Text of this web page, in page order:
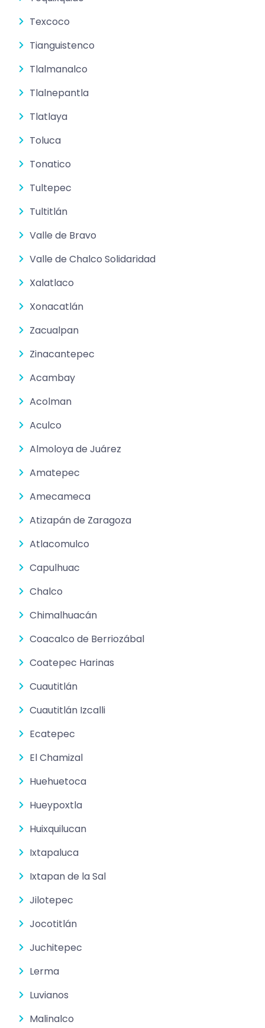
Texcoco
Tianguistenco
Tlalmanalco
Tlalnepantla
Tlatlaya
Toluca
Tonatico
Tultepec
Tultitlán
Valle de Bravo
Valle de Chalco Solidaridad
Xalatlaco
Xonacatlán
Zacualpan
Zinacantepec
Acambay
Acolman
Aculco
Almoloya de Juárez
Amatepec
Amecameca
Atizapán de Zaragoza
Atlacomulco
Capulhuac
Chalco
Chimalhuacán
Coacalco de Berriozábal
Coatepec Harinas
Cuautitlán
Cuautitlán Izcalli
Ecatepec
El Chamizal
Huehuetoca
Hueypoxtla
Huixquilucan
Ixtapaluca
Ixtapan de la Sal
Jilotepec
Jocotitlán
Juchitepec
Lerma
Luvianos
Malinalco